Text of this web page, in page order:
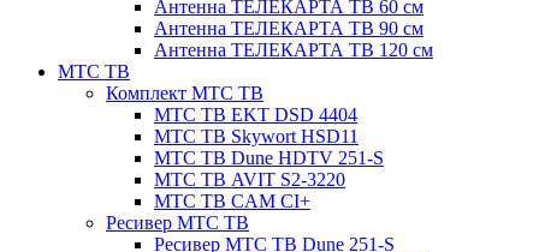
Антенна ТЕЛЕКАРТА ТВ 60 см
Антенна ТЕЛЕКАРТА ТВ 90 см
Антенна ТЕЛЕКАРТА ТВ 120 см
МТС ТВ
Комплект МТС ТВ
МТС ТВ EKT DSD 4404
МТС ТВ Skywort HSD11
МТС ТВ Dune HDTV 251-S
МТС ТВ AVIT S2-3220
МТС ТВ CAM CI+
Ресивер МТС ТВ
Ресивер МТС ТВ Dune 251-S